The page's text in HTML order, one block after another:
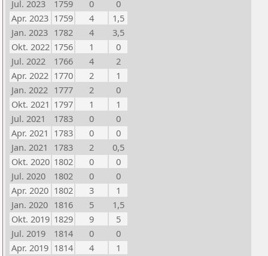
Jul. 2023
1759 0
0
Apr. 2023 1759 4
1,5
Jan. 2023 1782 4
3,5
Okt. 2022 1756 1
0
Jul. 2022
1766 4
2
Apr. 2022 1770 2
1
Jan. 2022 1777 2
0
Okt. 2021 1797 1
1
Jul. 2021
1783 0
0
Apr. 2021 1783 0
0
Jan. 2021
1783 2
0,5
Okt. 2020 1802 0
0
Jul. 2020
1802 0
0
Apr. 2020 1802 3
1
Jan. 2020 1816 5
1,5
Okt. 2019 1829 9
5
Jul. 2019
1814 0
0
Apr. 2019 1814 4
1